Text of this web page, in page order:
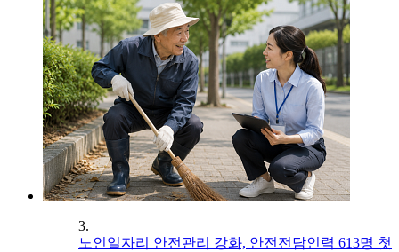
3.
노인일자리 안전관리 강화, 안전전담인력 613명 첫